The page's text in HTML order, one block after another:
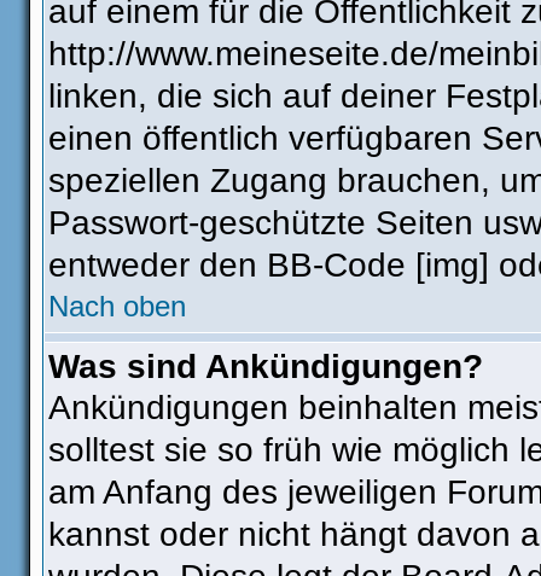
auf einem für die Öffentlichkeit
http://www.meineseite.de/
linken, die sich auf deiner
einen öffentlich verfügbaren
speziellen Zugang brauchen,
Passwort-geschützte Seiten
entweder den BB-Code [img]
Nach oben
Was sind Ankündigungen?
Ankündigungen beinhalten
solltest sie so früh wie möglich
am Anfang des jeweiligen
kannst oder nicht hängt davon